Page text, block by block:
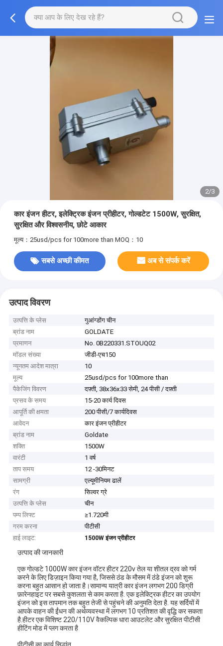
2/3
कार इंजन हीटर, इलेक्ट्रिक इंजन प्रीहीटर, गोल्डटेट 1500W, सुरक्षित,
सुरक्षित और विश्वसनीय, छोटे आकार
मूल्य：25usd/pcs for 100more than MOQ：10
सबसे अच्छी कीमत अब से संपर्क करें
उत्पाद विवरण
उत्पत्ति के प्लेस
गुआंग्डोंग चीन
ब्रांड नाम
GOLDATE
प्रमाणन
No. 0B220331.STOUQ02
मॉडल संख्या
जीडी-एच150
न्यूनतम आदेश मात्रा
10
मूल्य
25usd/pcs for 100more than
पैकेजिंग विवरण
दफ़्ती, 38x36x33 सेमी, 24 पीसी / दफ़्ती
प्रसव के समय
15-20 कार्य दिवस
आपूर्ति की क्षमता
200 पीसी/7 कार्यदिवस
आवेदन
कार इंजन प्रीहीटर
ब्रांड नाम
Goldate
शक्ति
1500W
वारंटी
1 वर्ष
ताप समय
12 -30मिनट
सामग्री
एल्यूमीनियम ढालें
रंग
सिल्वर ग्रे
उत्पत्ति के प्लेस
चीन
पम्प लिफ्ट
≥1.720मी
गरम करना
पीटीसी
हाई लाइट:
1500W इंजन प्रीहीटर
उत्पाद की जानकारी
एक गोल्डटे 1000W कार इंजन वॉटर हीटर 220v तेल या शीतल द्रव को गर्म
करने के लिए डिज़ाइन किया गया है, जिससे ठंड के मौसम में ठंडे इंजन को शुरू
करना बहुत आसान हो जाता है।सामान्य यात्री कार इंजन लगभग 200 डिग्री
फ़ारेनहाइट पर सबसे कुशलता से काम करता है. एक इलेक्ट्रिक हीटर का उपयोग
इंजन को इस तापमान तक बहुत तेजी से पहुंचने की अनुमति देता है. यह सर्दियों में
आपके वाहन की ईंधन की अर्थव्यवस्था में लगभग 10 प्रतिशत की वृद्धि कर सकता
है.हीटर एक विशिष्ट 220/110V वैकल्पिक धारा आउटलेट और सुरक्षित पीटीसी
हीटिंग मोड में प्लग करता है